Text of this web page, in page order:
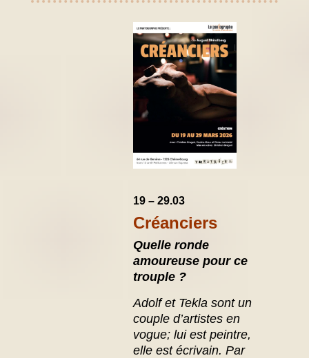
19 – 29.03
Créanciers
Quelle ronde
amoureuse pour ce
trouple ?
Adolf et Tekla sont un
couple d’artistes en
vogue; lui est peintre,
elle est écrivain. Par